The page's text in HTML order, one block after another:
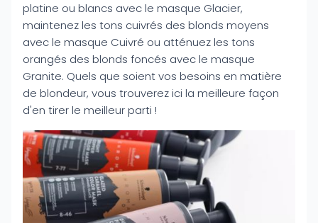
platine ou blancs avec le masque Glacier,
maintenez les tons cuivrés des blonds moyens
avec le masque Cuivré ou atténuez les tons
orangés des blonds foncés avec le masque
Granite. Quels que soient vos besoins en matière
de blondeur, vous trouverez ici la meilleure façon
d'en tirer le meilleur parti !